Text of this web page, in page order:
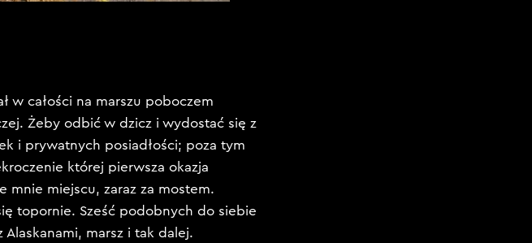
w całości na marszu poboczem
Żeby odbić w dzicz i wydostać się z
i prywatnych posiadłości; poza tym
której pierwsza okazja
mnie miejscu, zaraz za mostem.
topornie. Sześć podobnych do siebie
marsz i tak dalej.